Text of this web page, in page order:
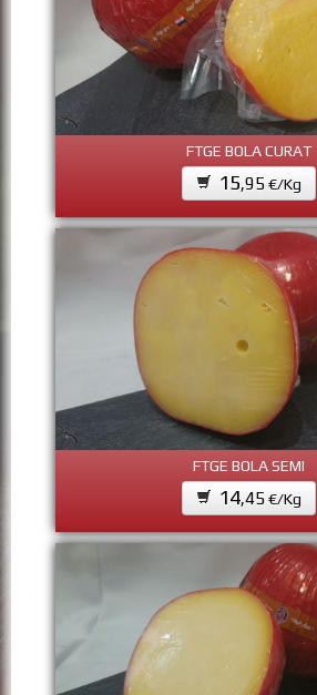
FTGE BOLA CURAT
15,95 €/Kg
FTGE BOLA SEMI
14,45 €/Kg